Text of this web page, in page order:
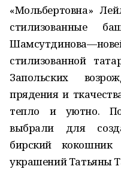
«Мольбертовна»
стилизованные
стилизованной
Запольских
прядения и
тепло и уютно.
выбрали для
бирский
украшений Татьяны